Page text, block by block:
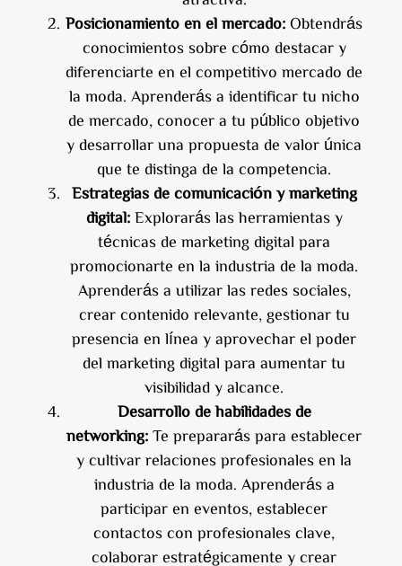
Posicionamiento en el mercado: Obtendrás
conocimientos sobre cómo destacar y
diferenciarte en el competitivo mercado de
la moda. Aprenderás a identificar tu nicho
de mercado, conocer a tu público objetivo
y desarrollar una propuesta de valor única
que te distinga de la competencia.
Estrategias de comunicación y marketing
digital:Explorarás las herramientas y
técnicas de marketing digital para
promocionarte en la industria de la moda.
Aprenderás a utilizar las redes sociales,
crear contenido relevante, gestionar tu
presencia en línea y aprovechar el poder
del marketing digital para aumentar tu
visibilidad y alcance.
Desarrollo de habilidades de
networking: Te prepararás para establecer
y cultivar relaciones profesionales en la
industria de la moda. Aprenderás a
participar en eventos, establecer
contactos con profesionales clave,
colaborar estratégicamente y crear